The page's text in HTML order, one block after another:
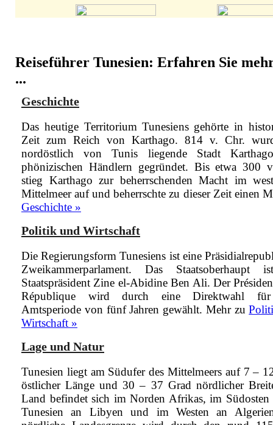
Reiseführer Tunesien: Erfahren Sie
...
Geschichte
Das heutige Territorium Tunesiens gehörte in
Zeit zum Reich von Karthago. 814 v. Chr.
nordöstlich von Tunis liegende Stadt
phönizischen Händlern gegründet. Bis etwa 300
stieg Karthago zur beherrschenden Macht im
Mittelmeer auf und beherrschte zu dieser Zeit einen
Geschichte »
Politik und Wirtschaft
Die Regierungsform Tunesiens ist eine
Zweikammerparlament. Das Staatsoberhaupt
Staatspräsident Zine el-Abidine Ben Ali. Der
République wird durch eine Direktwahl
Amtsperiode von fünf Jahren gewählt. Mehr zu
Wirtschaft »
Lage und Natur
Tunesien liegt am Südufer des Mittelmeers auf 7 –
östlicher Länge und 30 – 37 Grad nördlicher
Land befindet sich im Norden Afrikas, im Südosten
Tunesien an Libyen und im Westen an